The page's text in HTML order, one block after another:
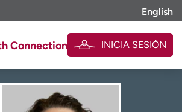
English
Connection INICIA SESIÓN